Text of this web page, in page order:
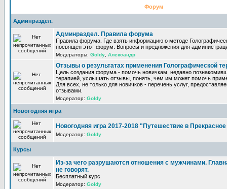
Форум
Админраздел.
Админраздел. Правила форума
Правила форума. Где взять информацию о методе
посвящен этот форум. Вопросы и предложения для
Модераторы: Goldy Александр
Отзывы о результатах применения Голографической
Цель создания форума - помочь новичкам, недавно
терапией, услышать отзывы, понять, чем им может помочь
Для всех, не только для новичков - перечень услуг,
отзывами.
Модератор: Goldy
Новогодняя игра
Новогодняя игра 2017-2018 "Путешествие в
Модератор: Goldy
Курсы
Из-за чего разрушаются отношения с мужчинами.
не говорят.
Бесплатный курс
Модератор: Goldy